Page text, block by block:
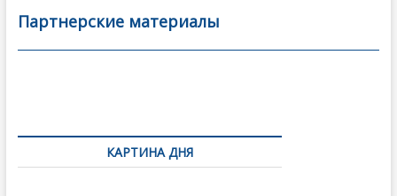
b
o
er l
а
в
Партнерские материалы
по
записямКАРТИНА ДНЯ